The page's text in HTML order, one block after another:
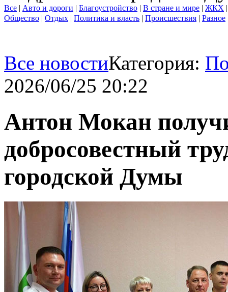
Все | Авто и дороги | Благоустройство | В стране и мире | ЖКХ
Общество | Отдых | Политика и власть | Происшествия | Разное
Все новостиКатегория:
2026/06/25 20:22
Антон Мокан
добросовестный
городской Думы